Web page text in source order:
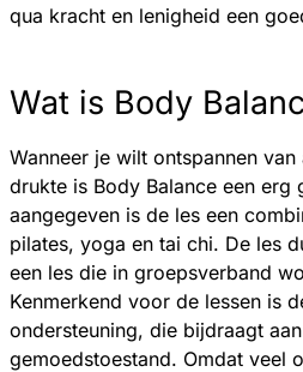
qua kracht en lenigheid een
Wat is Body
Wanneer je wilt ontspannen
drukte is Body Balance een erg
aangegeven is de les een
pilates, yoga en tai chi. De les
een les die in groepsverband
Kenmerkend voor de lessen is
ondersteuning, die bijdraagt
gemoedstoestand. Omdat veel